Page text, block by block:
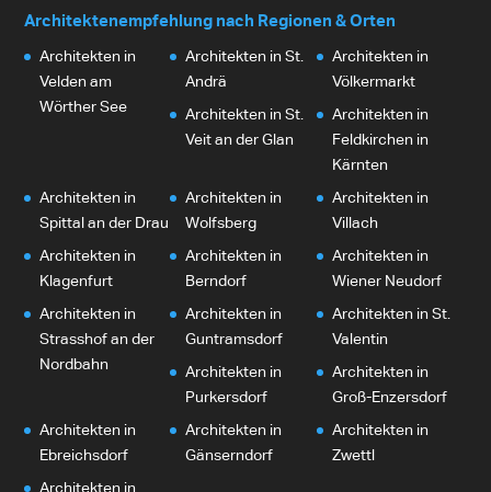
Architektenempfehlung nach Regionen & Orten
Architekten in
Velden am
Wörther See
Architekten in St.
Andrä
Architekten in
Völkermarkt
Architekten in St.
Veit an der Glan
Architekten in
Feldkirchen in
Kärnten
Architekten in
Spittal an der Drau
Architekten in
Wolfsberg
Architekten in
Villach
Architekten in
Klagenfurt
Architekten in
Berndorf
Architekten in
Wiener Neudorf
Architekten in
Strasshof an der
Nordbahn
Architekten in
Guntramsdorf
Architekten in St.
Valentin
Architekten in
Purkersdorf
Architekten in
Groß-Enzersdorf
Architekten in
Ebreichsdorf
Architekten in
Gänserndorf
Architekten in
Zwettl
Architekten in